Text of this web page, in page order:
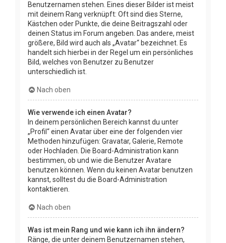
Benutzernamen stehen. Eines dieser Bilder ist meist
mit deinem Rang verknüpft: Oft sind dies Sterne,
Kästchen oder Punkte, die deine Beitragszahl oder
deinen Status im Forum angeben. Das andere, meist
größere, Bild wird auch als „Avatar“ bezeichnet. Es
handelt sich hierbei in der Regel um ein persönliches
Bild, welches von Benutzer zu Benutzer
unterschiedlich ist.
Nach oben
Wie verwende ich einen Avatar?
In deinem persönlichen Bereich kannst du unter
„Profil“ einen Avatar über eine der folgenden vier
Methoden hinzufügen: Gravatar, Galerie, Remote
oder Hochladen. Die Board-Administration kann
bestimmen, ob und wie die Benutzer Avatare
benutzen können. Wenn du keinen Avatar benutzen
kannst, solltest du die Board-Administration
kontaktieren.
Nach oben
Was ist mein Rang und wie kann ich ihn ändern?
Ränge, die unter deinem Benutzernamen stehen,